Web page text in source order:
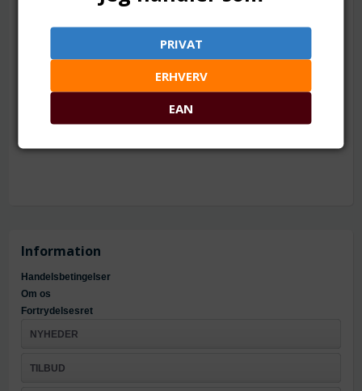
TILFØJ TIL ØNSKESKYEN
Hul: ca. 1 mm
Information
Handelsbetingelser
Om os
Fortrydelsesret
NYHEDER
TILBUD
PRIVAT
ERHVERV
EAN